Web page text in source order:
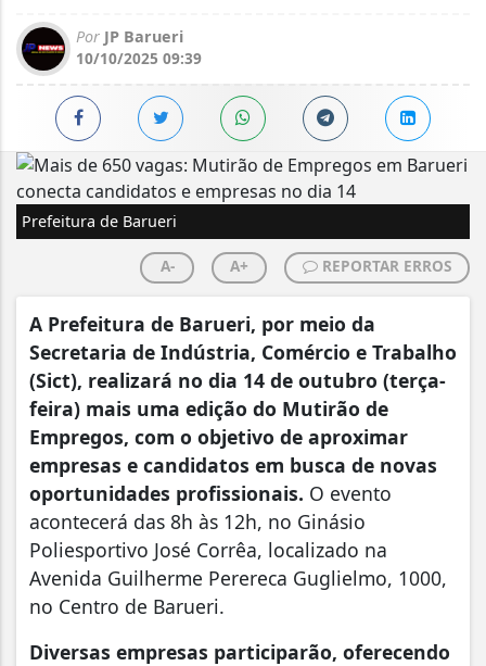
Por JP Barueri
10/10/2025 09:39
Prefeitura de Barueri
A- A+ REPORTAR ERROS
A Prefeitura de Barueri, por meio da
Secretaria de Indústria, Comércio e Trabalho
(Sict), realizará no dia 14 de outubro (terça-
feira) mais uma edição do Mutirão de
Empregos, com o objetivo de aproximar
empresas e candidatos em busca de novas
oportunidades profissionais. O evento
acontecerá das 8h às 12h, no Ginásio
Poliesportivo José Corrêa, localizado na
Avenida Guilherme Perereca Guglielmo, 1000,
no Centro de Barueri.
Diversas empresas participarão, oferecendo